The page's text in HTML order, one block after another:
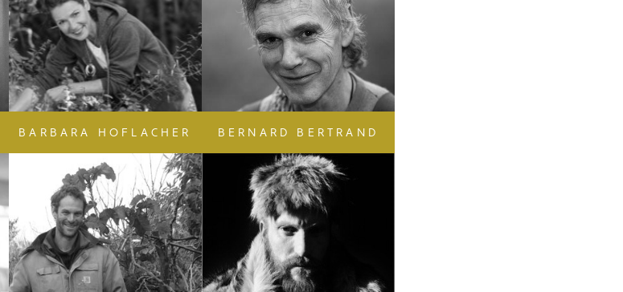
BARBARA HOFLACHER BERNARD BERTRAND